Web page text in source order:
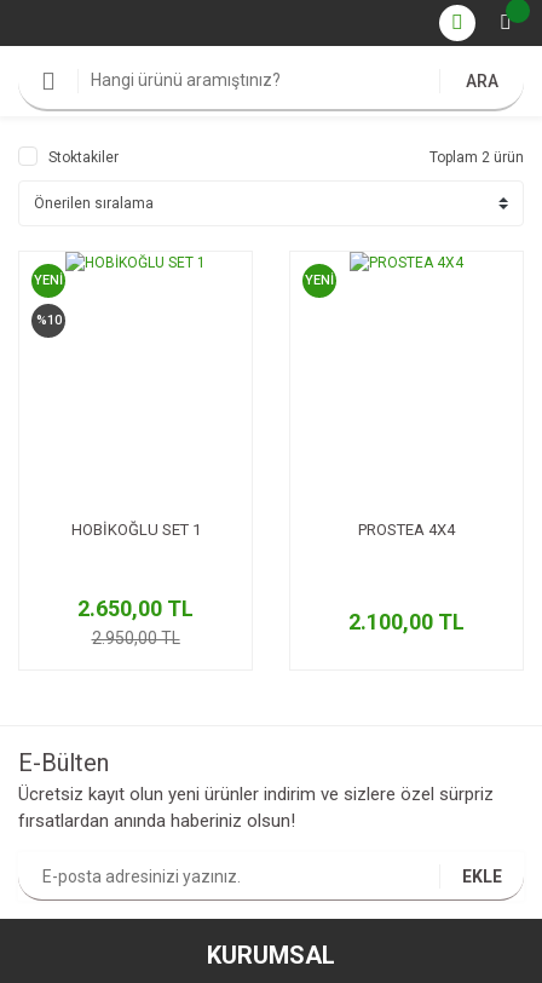
ARA
Stoktakiler Toplam 2 ürün
YENİ
%10
HOBİKOĞLU SET 1
2.650,00 TL
2.950,00 TL
YENİ
PROSTEA 4X4
2.100,00 TL
E-Bülten
Ücretsiz kayıt olun yeni ürünler indirim ve sizlere özel sürpriz
fırsatlardan anında haberiniz olsun!
EKLE
KURUMSAL